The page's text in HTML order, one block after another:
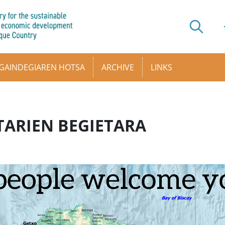
HOTSA ARCHIVE LINKS
BEGIETARA